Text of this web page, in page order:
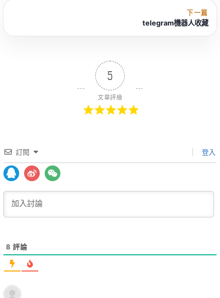
下一篇
telegram機器人收藏
5
文章評級
訂閱 登入
8 評論